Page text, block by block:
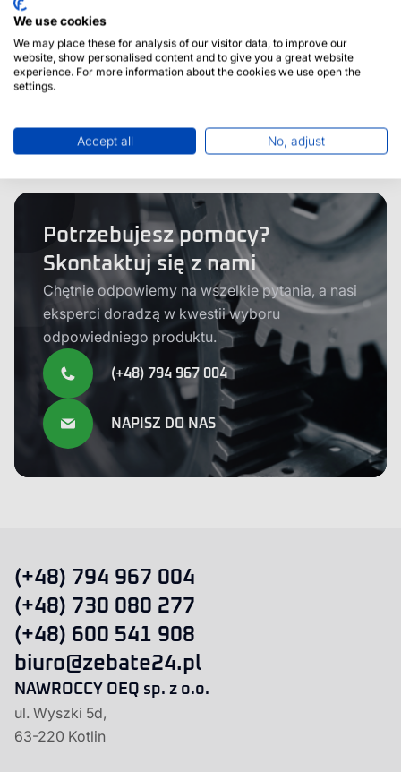
4472348094 ZF Koło talerzowe
Potrzebujesz pomocy?
Skontaktuj się z nami
Chętnie odpowiemy na wszelkie pytania, a nasi
eksperci doradzą w kwestii wyboru
odpowiedniego produktu.
(+48) 794 967 004
NAPISZ DO NAS
(+48) 794 967 004
(+48) 730 080 277
(+48) 600 541 908
biuro@zebate24.pl
NAWROCCY OEQ sp. z o.o.
ul. Wyszki 5d,
63-220 Kotlin
We use cookies
We may place these for analysis of our visitor data, to improve our
website, show personalised content and to give you a great website
experience. For more information about the cookies we use open the
settings.
Accept all No, adjust